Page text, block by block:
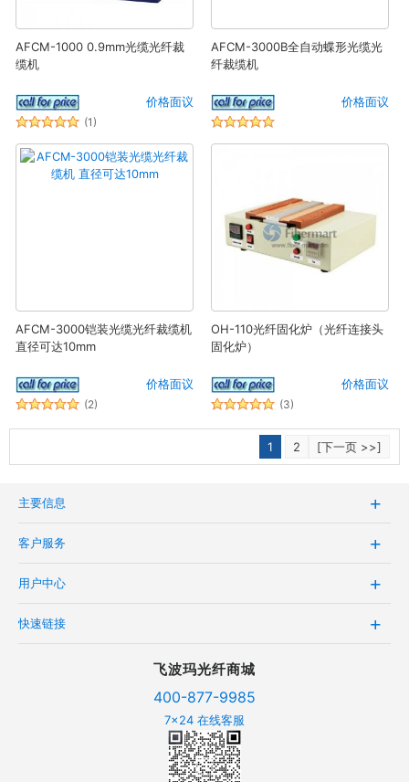
AFCM-1000 0.9mm光缆光纤裁
缆机
价格面议
(1)
AFCM-3000B全自动蝶形光缆光
纤裁缆机
价格面议
AFCM-3000铠装光缆光纤裁缆机
直径可达10mm
价格面议
(2)
OH-110光纤固化炉（光纤连接头
固化炉）
价格面议
(3)
1 2 [下一页 >>]
主要信息
客户服务
用户中心
快速链接
飞波玛光纤商城
400-877-9985
7x24 在线客服